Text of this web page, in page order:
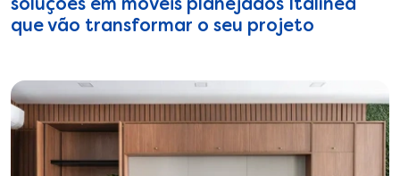
soluções em móveis planejados Italínea
que vão transformar o seu projeto